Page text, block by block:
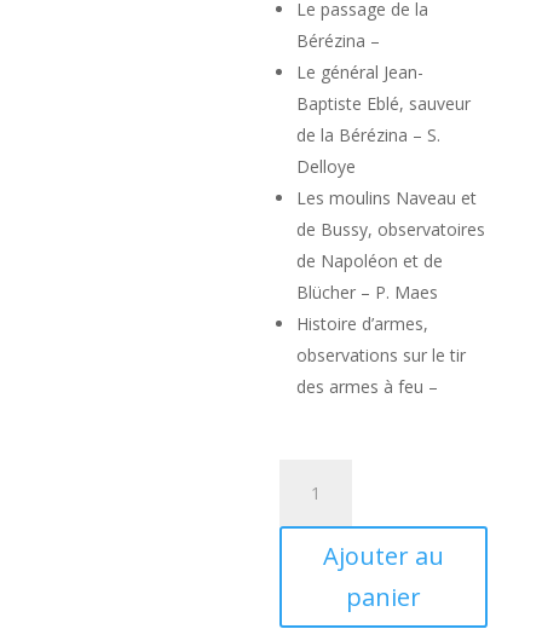
Le passage de la
Bérézina –
Le général Jean-
Baptiste Eblé, sauveur
de la Bérézina – S.
Delloye
Les moulins Naveau et
de Bussy, observatoires
de Napoléon et de
Blücher – P. Maes
Histoire d’armes,
observations sur le tir
des armes à feu –
Revue
Ajouter au
panier